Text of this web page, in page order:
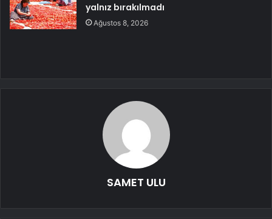
yalnız bırakılmadı
Ağustos 8, 2026
SAMET ULU